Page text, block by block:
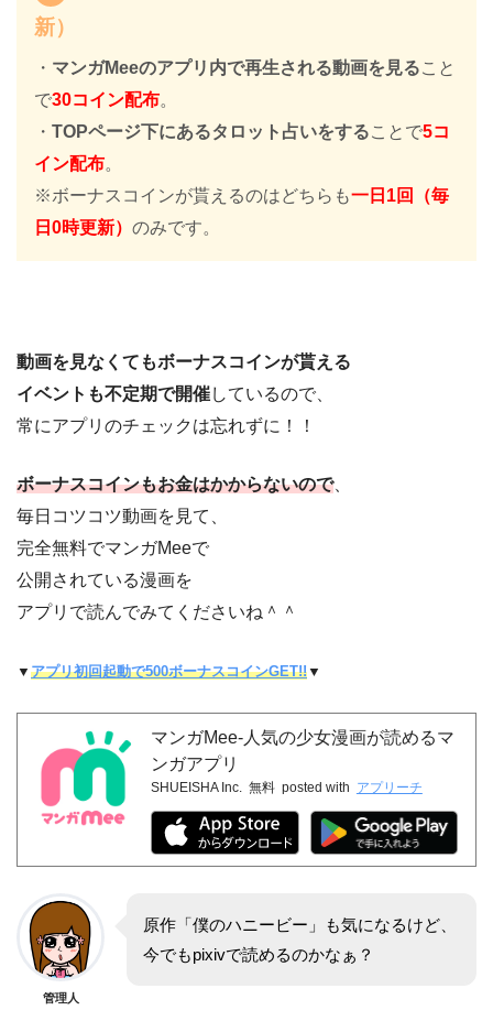
新）
・ マンガMeeのアプリ内で再生される動画を見ること
で30コイン配布。
・ TOPページ下にあるタロット占いをすることで5コ
イン配布。
※ボーナスコインが貰えるのはどちらも一日1回（毎
日0時更新） のみです。
動画を見なくてもボーナスコインが貰える
イベントも不定期で開催しているので、
常にアプリのチェックは忘れずに！！
ボーナスコインもお金はかからないので、
毎日コツコツ動画を見て、
完全無料でマンガMeeで
公開されている漫画を
アプリで読んでみてくださいね＾＾
▼ アプリ初回起動で500ボーナスコインGET!!▼
マンガMee-人気の少女漫画が読めるマ
ンガアプリ
SHUEISHA Inc. 無料 posted with アプリーチ
管理人
原作「僕のハニービー」も気になるけど、
今でもpixivで読めるのかなぁ？